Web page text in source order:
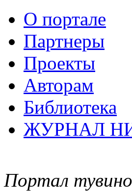
О портале
Партнеры
Проекты
Авторам
Библиотека
ЖУРНАЛ
Портал